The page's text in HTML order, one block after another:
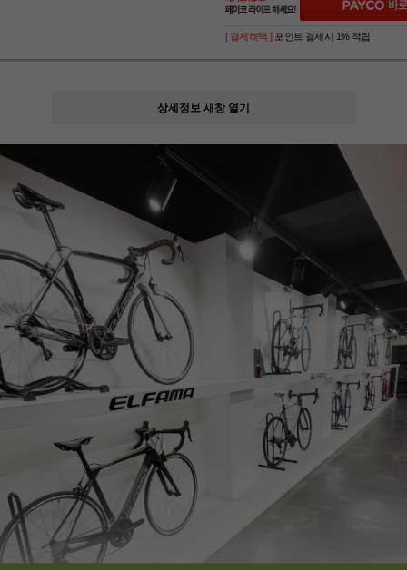
페이코 ID로
[ 결제혜택 ] 포인트 결제시 1% 적립!
상세정보 새창 열기